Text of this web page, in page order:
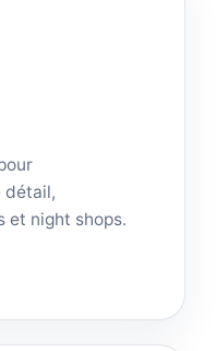
détail,
et night shops.